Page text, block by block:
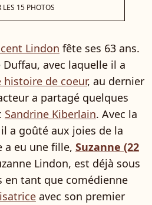
LES 15 PHOTOS
Lindon fête ses 63 ans.
Duffau, avec laquelle il a
de coeur, au dernier
a partagé quelques
Sandrine Kiberlain. Avec la
a goûté aux joies de la
a eu une fille, Suzanne (22
Lindon, est déjà sous
en tant que comédienne
avec son premier